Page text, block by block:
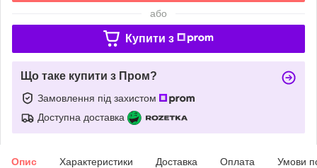
або
Купити з
Що таке купити з Пром?
Замовлення під захистом
Доступна доставка
Опис Характеристики Доставка Оплата Умови